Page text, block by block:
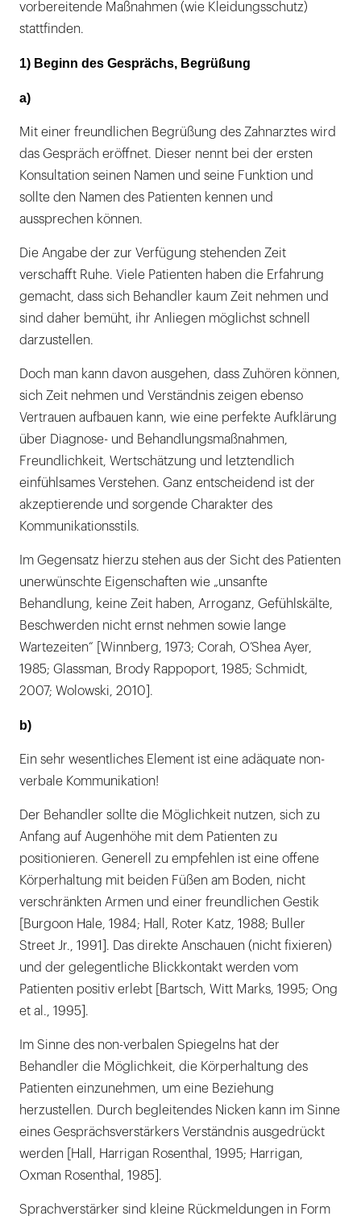
vorbereitende Maßnahmen (wie Kleidungsschutz)
stattfinden.
1) Beginn des Gesprächs, Begrüßung
a)
Mit einer freundlichen Begrüßung des Zahnarztes wird
das Gespräch eröffnet. Dieser nennt bei der ersten
Konsultation seinen Namen und seine Funktion und
sollte den Namen des Patienten kennen und
aussprechen können.
Die Angabe der zur Verfügung stehenden Zeit
verschafft Ruhe. Viele Patienten haben die Erfahrung
gemacht, dass sich Behandler kaum Zeit nehmen und
sind daher bemüht, ihr Anliegen möglichst schnell
darzustellen.
Doch man kann davon ausgehen, dass Zuhören können,
sich Zeit nehmen und Verständnis zeigen ebenso
Vertrauen aufbauen kann, wie eine perfekte Aufklärung
über Diagnose- und Behandlungsmaßnahmen,
Freundlichkeit, Wertschätzung und letztendlich
einfühlsames Verstehen. Ganz entscheidend ist der
akzeptierende und sorgende Charakter des
Kommunikationsstils.
Im Gegensatz hierzu stehen aus der Sicht des Patienten
unerwünschte Eigenschaften wie „unsanfte
Behandlung, keine Zeit haben, Arroganz, Gefühlskälte,
Beschwerden nicht ernst nehmen sowie lange
Wartezeiten“ [Winnberg, 1973; Corah, O’Shea Ayer,
1985; Glassman, Brody Rappoport, 1985; Schmidt,
2007; Wolowski, 2010].
b)
Ein sehr wesentliches Element ist eine adäquate non-
verbale Kommunikation!
Der Behandler sollte die Möglichkeit nutzen, sich zu
Anfang auf Augenhöhe mit dem Patienten zu
positionieren. Generell zu empfehlen ist eine offene
Körperhaltung mit beiden Füßen am Boden, nicht
verschränkten Armen und einer freundlichen Gestik
[Burgoon Hale, 1984; Hall, Roter Katz, 1988; Buller
Street Jr., 1991]. Das direkte Anschauen (nicht fixieren)
und der gelegentliche Blickkontakt werden vom
Patienten positiv erlebt [Bartsch, Witt Marks, 1995; Ong
et al., 1995].
Im Sinne des non-verbalen Spiegelns hat der
Behandler die Möglichkeit, die Körperhaltung des
Patienten einzunehmen, um eine Beziehung
herzustellen. Durch begleitendes Nicken kann im Sinne
eines Gesprächsverstärkers Verständnis ausgedrückt
werden [Hall, Harrigan Rosenthal, 1995; Harrigan,
Oxman Rosenthal, 1985].
Sprachverstärker sind kleine Rückmeldungen in Form